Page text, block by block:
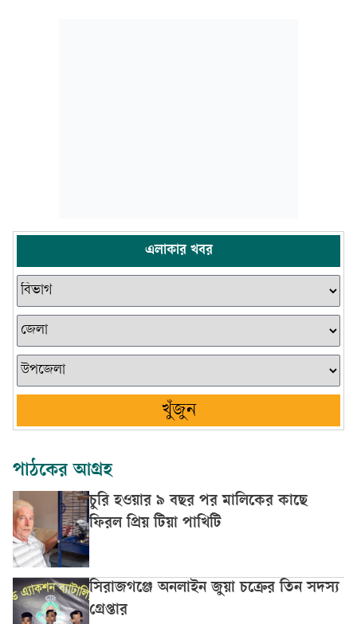
এলাকার খবর
খুঁজুন
পাঠকের আগ্রহ
চুরি হওয়ার ৯ বছর পর মালিকের কাছে
ফিরল প্রিয় টিয়া পাখিটি
সিরাজগঞ্জে অনলাইন জুয়া চক্রের তিন সদস্য
গ্রেপ্তার